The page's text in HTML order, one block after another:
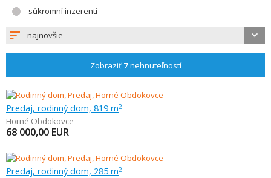
súkromní inzerenti
najnovšie
Zobraziť7nehnuteľností
Predaj, rodinný dom, 819 m2
Horné Obdokovce
68 000,00 EUR
Predaj, rodinný dom, 285 m2